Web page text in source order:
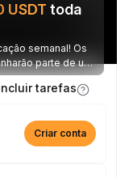
USDT toda
semanal! Os
parte de um
tarefas
Criar conta